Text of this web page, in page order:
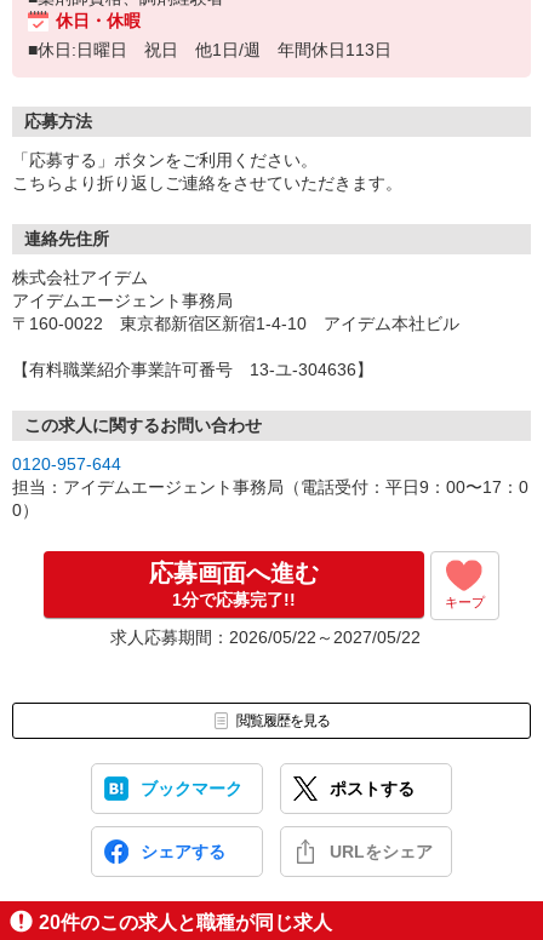
休日・休暇
■休日:日曜日 祝日 他1日/週 年間休日113日
応募方法
「応募する」ボタンをご利用ください。
こちらより折り返しご連絡をさせていただきます。
連絡先住所
株式会社アイデム
アイデムエージェント事務局
〒160-0022 東京都新宿区新宿1-4-10 アイデム本社ビル
【有料職業紹介事業許可番号 13-ユ-304636】
この求人に関するお問い合わせ
0120-957-644
担当：アイデムエージェント事務局（電話受付：平日9：00〜17：0
0）
応募画面へ進む
1分で応募完了!! キープ
求人応募期間：2026/05/22～2027/05/22
閲覧履歴を見る
ブックマーク ポストする
シェアする URLをシェア
20件のこの求人と職種が同じ求人